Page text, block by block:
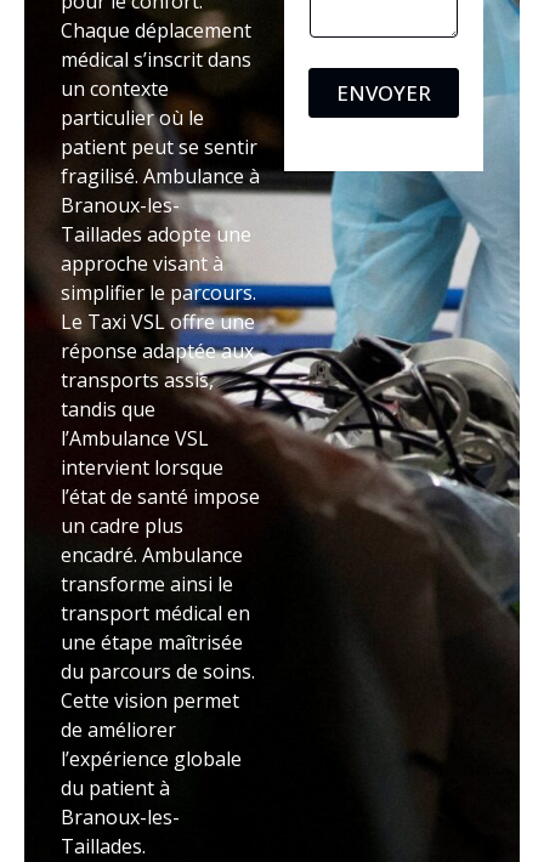
Chaque déplacement
médical s’inscrit dans
un contexte
particulier où le
patient peut se sentir
fragilisé. Ambulance à
Branoux-les-
Taillades adopte une
approche visant à
simplifier le parcours.
Le Taxi VSL offre une
réponse adaptée aux
transports assis,
tandis que
l’Ambulance VSL
intervient lorsque
l’état de santé impose
un cadre plus
encadré. Ambulance
transforme ainsi le
transport médical en
une étape maîtrisée
du parcours de soins.
Cette vision permet
de améliorer
l’expérience globale
du patient à
Branoux-les-
Taillades.
ENVOYER